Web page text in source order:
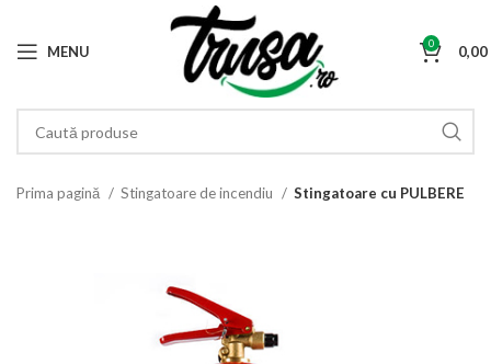
MENU 0 0,00
Prima pagină Stingatoare de incendiu Stingatoare cu PULBERE